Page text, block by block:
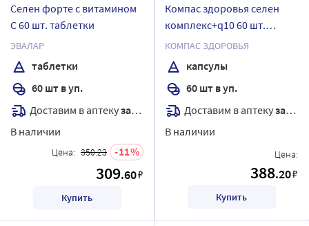
Селен форте с витамином
С 60 шт. таблетки
ЭВАЛАР
таблетки
60 шт в уп.
Доставим в аптекузавтра
В наличии
Цена: 350.23 11
309.60₽
Купить
Компас здоровья селен
комплекс+q10 60 шт.
капсулы массой 210 мг
КОМПАС ЗДОРОВЬЯ
капсулы
60 шт в уп.
Доставим в аптекузавтра
В наличии
Цена:
388.20₽
Купить